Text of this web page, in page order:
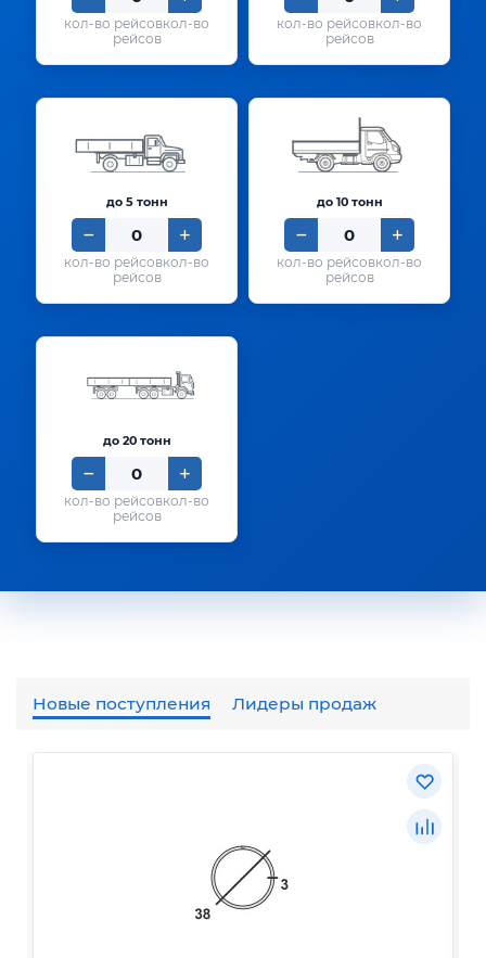
кол-во
рейсов
кол-во
рейсов
до 5 тонн
кол-во
рейсов
до 10 тонн
кол-во
рейсов
до 20 тонн
кол-во
рейсов
Новые поступления Лидеры продаж